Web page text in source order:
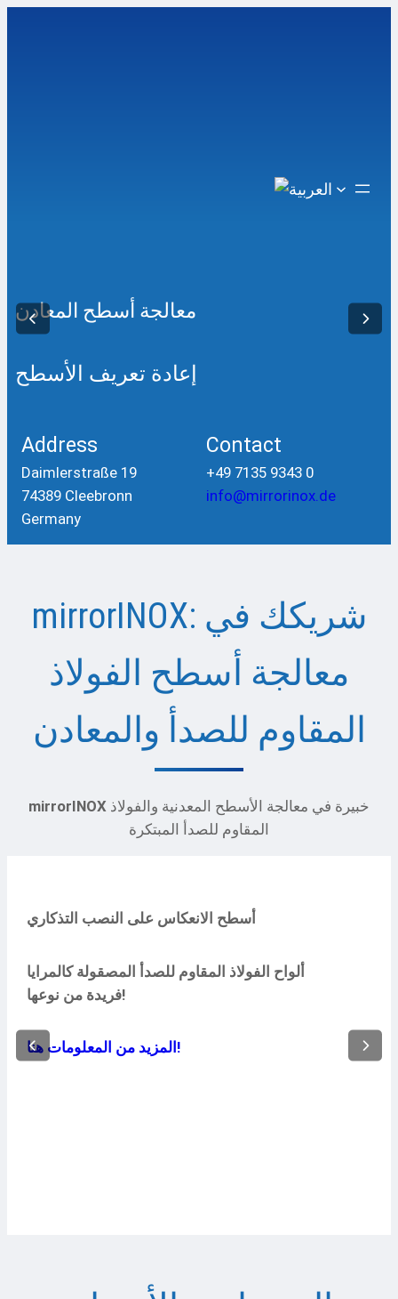
معالجة أسطح المعادن
إعادة تعريف الأسطح
Address
Daimlerstraße 19
74389 Cleebronn
Germany
Contact
+49 7135 9343 0
info@mirrorinox.de
mirrorINOX: شريكك في
معالجة أسطح الفولاذ
المقاوم للصدأ والمعادن
mirrorINOX
المقاوم للصدأ المبتكرة
أسطح الانعكاس على النصب التذكاري
ألواح الفولاذ المقاوم للصدأ المصقولة كالمرايا
فريدة من نوعها!
المزيد من المعلومات هنا!